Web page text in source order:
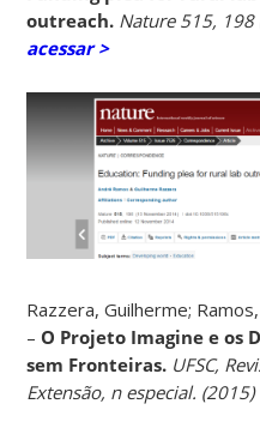
outreach. Nature 515,
acessar >
Razzera, Guilherme;
– O Projeto Imagine e os
sem Fronteiras. UFSC,
Extensão, n especial. (2015)